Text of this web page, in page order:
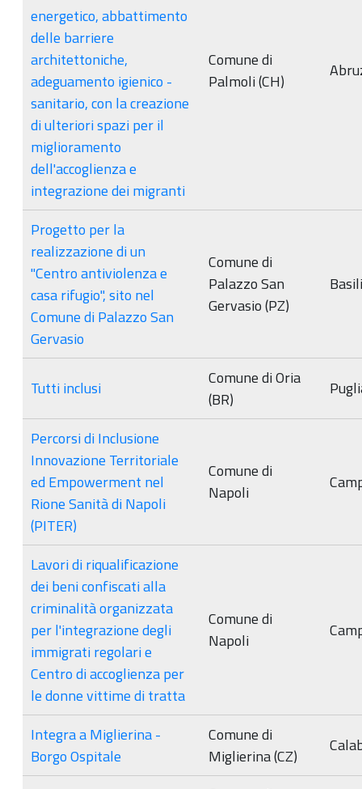
energetico, abbattimento
delle barriere
architettoniche,
adeguamento igienico -
sanitario, con la creazione
di ulteriori spazi per il
miglioramento
dell'accoglienza e
integrazione dei migranti
Comune di
Palmoli (CH)
Progetto per la
realizzazione di un
"Centro antiviolenza e
casa rifugio", sito nel
Comune di Palazzo San
Gervasio
Comune di
Palazzo San
Gervasio (PZ)
Tutti inclusi
Comune di Oria
(BR)
Percorsi di Inclusione
Innovazione Territoriale
ed Empowerment nel
Rione Sanità di Napoli
(PITER)
Comune di
Napoli
Lavori di riqualificazione
dei beni confiscati alla
criminalità organizzata
per l'integrazione degli
immigrati regolari e
Centro di accoglienza per
le donne vittime di tratta
Comune di
Napoli
Integra a Miglierina -
Borgo Ospitale
Comune di
Miglierina (CZ)